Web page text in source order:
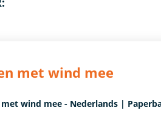
met wind mee
met wind mee - Nederlands |